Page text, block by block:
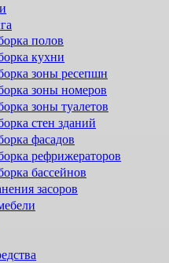
полов
кухни
зоны ресепшн
зоны номеров
зоны туалетов
стен зданий
фасадов
рефрижераторов
бассейнов
засоров